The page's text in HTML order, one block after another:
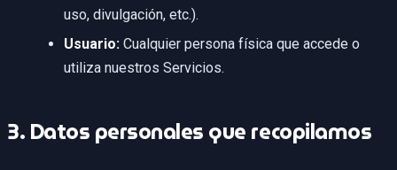
uso, divulgación, etc.).
Usuario: Cualquier persona física que accede o
utiliza nuestros Servicios.
3. Datos personales que recopilamos